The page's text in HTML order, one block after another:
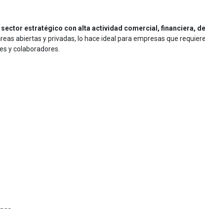
sector estratégico con alta actividad comercial, financiera, de
abiertas y privadas, lo hace ideal para empresas que
y colaboradores.